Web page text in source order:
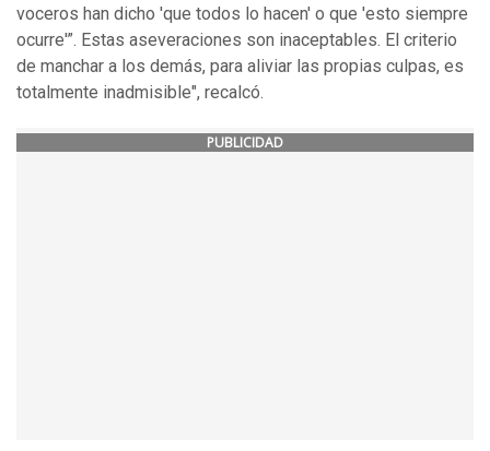
voceros han dicho 'que todos lo hacen' o que 'esto siempre
ocurre'”. Estas aseveraciones son inaceptables. El criterio
de manchar a los demás, para aliviar las propias culpas, es
totalmente inadmisible", recalcó.
PUBLICIDAD